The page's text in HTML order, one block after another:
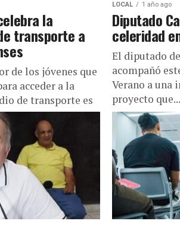
la
transporte a
de los jóvenes que
acceder a la
de transporte es
LOCAL 1 año ago
Diputado
celeridad
El diputado
acompañó
Verano a una
proyecto que...